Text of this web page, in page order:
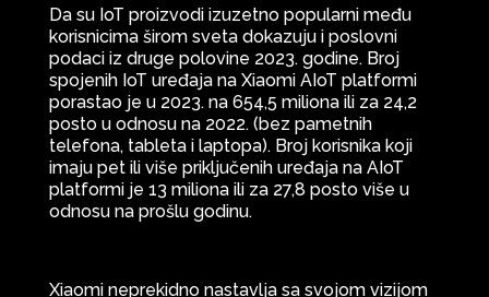
Da su IoT proizvodi izuzetno popularni među
korisnicima širom sveta dokazuju i poslovni
podaci iz druge polovine 2023. godine. Broj
spojenih IoT uređaja na Xiaomi AIoT platformi
porastao je u 2023. na 654,5 miliona ili za 24,2
posto u odnosu na 2022. (bez pametnih
telefona, tableta i laptopa). Broj korisnika koji
imaju pet ili više priključenih uređaja na AIoT
platformi je 13 miliona ili za 27,8 posto više u
odnosu na prošlu godinu.
Xiaomi neprekidno nastavlja sa svojom vizijom